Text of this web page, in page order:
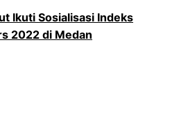
Ikuti Sosialisasi Indeks
2022 di Medan